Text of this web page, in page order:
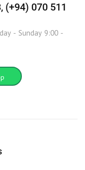
(+94) 070 511
- Sunday 9:00 -